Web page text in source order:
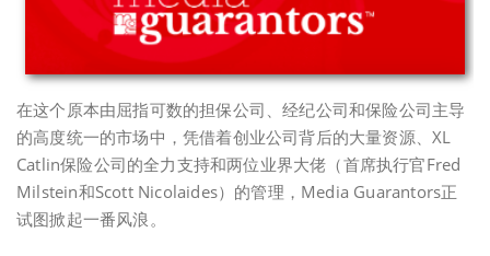
在这个原本由屈指可数的担保公司、经纪公司和保险公司主导
的高度统一的市场中，凭借着创业公司背后的大量资源、XL
Catlin保险公司的全力支持和两位业界大佬（首席执行官Fred
Milstein和Scott Nicolaides）的管理，Media Guarantors正
试图掀起一番风浪。